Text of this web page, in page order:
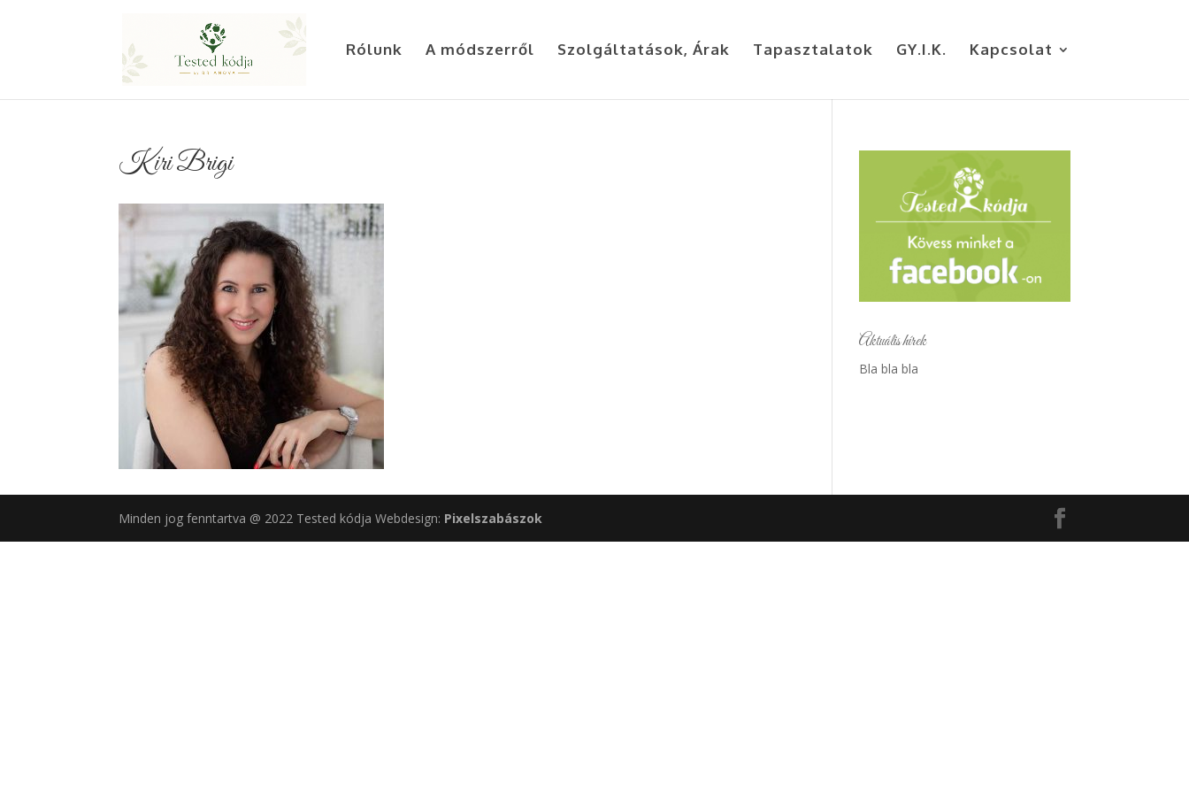
Rólunk A módszerről Szolgáltatások, Árak Tapasztalatok GY.I.K. Kapcsolat
Kiri Brigi
Aktuális hírek
Bla bla bla
Minden jog fenntartva @ 2022 Tested kódja Webdesign: Pixelszabászok